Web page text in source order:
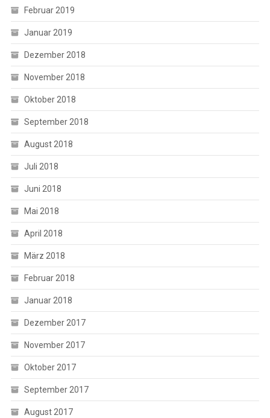
Februar 2019
Januar 2019
Dezember 2018
November 2018
Oktober 2018
September 2018
August 2018
Juli 2018
Juni 2018
Mai 2018
April 2018
März 2018
Februar 2018
Januar 2018
Dezember 2017
November 2017
Oktober 2017
September 2017
August 2017